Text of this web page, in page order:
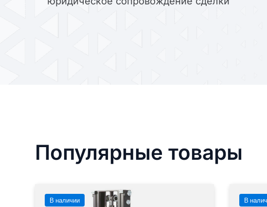
Популярные товары
В наличии В